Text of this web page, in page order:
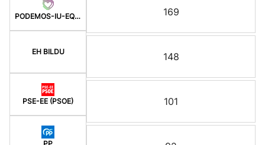
PODEMOS-IU-EQUO BERD
EH BILDU
PSE-EE (PSOE)
PP
169
148
101